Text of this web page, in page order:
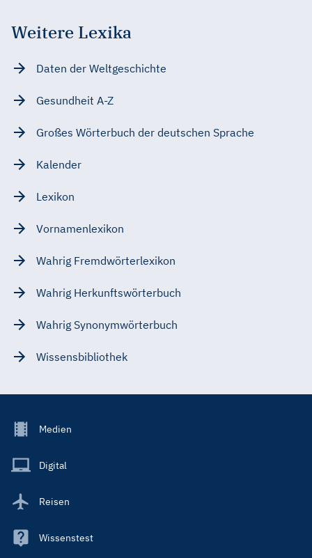
Weitere Lexika
Daten der Weltgeschichte
Gesundheit A-Z
Großes Wörterbuch der deutschen Sprache
Kalender
Lexikon
Vornamenlexikon
Wahrig Fremdwörterlexikon
Wahrig Herkunftswörterbuch
Wahrig Synonymwörterbuch
Wissensbibliothek
Footer
Main
Medien
Digital
Reisen
Wissenstest